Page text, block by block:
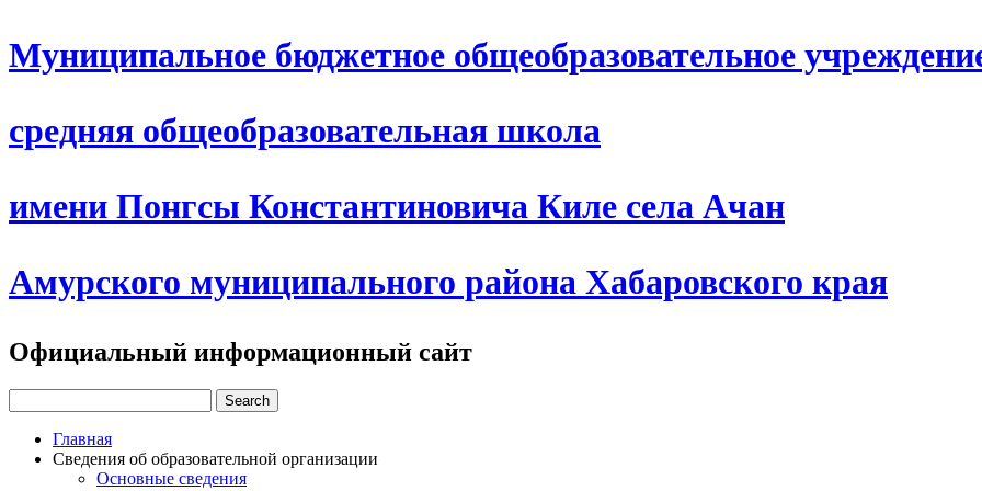
Муниципальное бюджетное общеобразовательное
средняя общеобразовательная школа
имени Понгсы Константиновича Киле села Ачан
Амурского муниципального района Хабаровского края
Официальный информационный сайт
Главная
Сведения об образовательной организации
Основные сведения